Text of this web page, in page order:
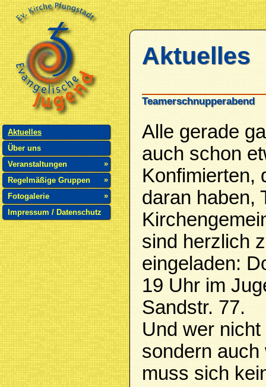
Aktuelles
Über uns
Veranstaltungen
»
Regelmäßige Gruppen
»
Fotogalerie
»
Impressum / Datenschutz
Aktuelles
Teamerschnupperabend
Alle gerade
auch schon
Konfimierten,
daran haben,
sind herzlich
eingeladen:
19 Uhr im
Sandstr. 77.
Und wer
sondern
muss sich